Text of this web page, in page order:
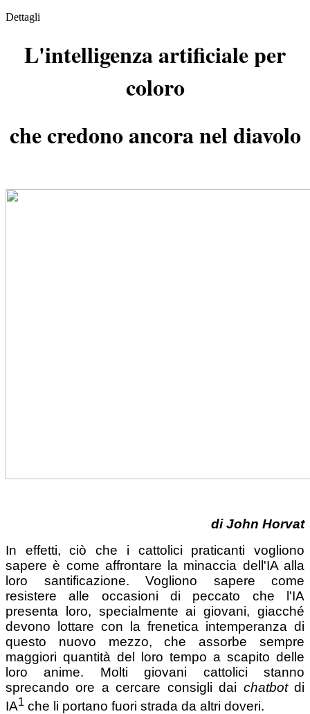
Dettagli
L'intelligenza artificiale per
coloro
che credono ancora nel diavolo
diJohn Horvat
In effetti, ciò che i cattolici praticanti vogliono
sapere è come affrontare la minaccia dell'IA alla
loro santificazione. Vogliono sapere come
resistere alle occasioni di peccato che l'IA
presenta loro, specialmente ai giovani, giacché
devono lottare con la frenetica intemperanza di
questo nuovo mezzo, che assorbe sempre
maggiori quantità del loro tempo a scapito delle
loro anime. Molti giovani cattolici stanno
sprecando ore a cercare consigli dai chatbotdi
IA1 che li portano fuori strada da altri doveri.